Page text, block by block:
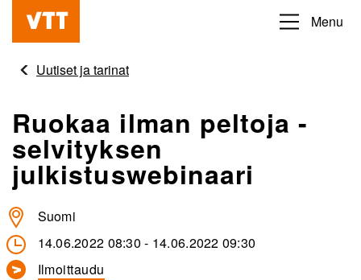
Hyppää
pääsisältöön
Beyond
obvious
Menu
Uutiset ja tarinat
Ruokaa ilman peltoja -
selvityksen
julkistuswebinaari
Suomi
14.06.2022 08:30 - 14.06.2022 09:30
Ilmoittaudu